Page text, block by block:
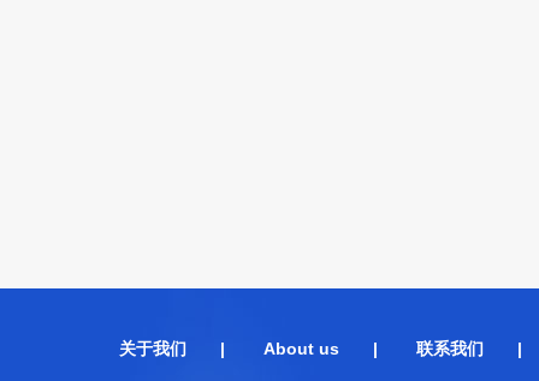
关于我们 | About us| 联系我们